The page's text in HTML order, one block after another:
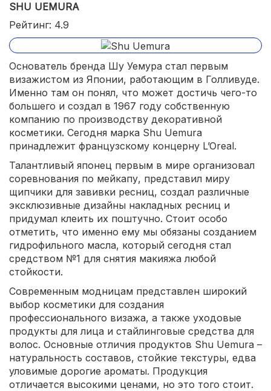
SHU UEMURA
Рейтинг: 4.9
Основатель бренда Шу Уемура стал первым
визажистом из Японии, работающим в Голливуде.
Именно там он понял, что может достичь чего-то
большего и создал в 1967 году собственную
компанию по производству декоративной
косметики. Сегодня марка Shu Uemura
принадлежит французскому концерну L’Oreal.
Талантливый японец первым в мире организовал
соревнования по мейкапу, представил миру
щипчики для завивки ресниц, создал различные
эксклюзивные дизайны накладных ресниц и
придумал клеить их поштучно. Стоит особо
отметить, что именно ему мы обязаны созданием
гидрофильного масла, который сегодня стал
средством №1 для снятия макияжа любой
стойкости.
Современным модницам представлен широкий
выбор косметики для создания
профессионального визажа, а также уходовые
продукты для лица и стайлинговые средства для
волос. Основные отличия продуктов Shu Uemura –
натуральность составов, стойкие текстуры, едва
уловимые дорогие ароматы. Продукция
отличается высокими ценами, но это того стоит.